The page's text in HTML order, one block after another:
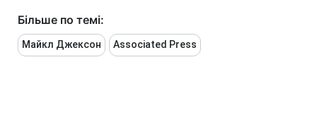
Більше по темі:
Майкл Джексон Associated Press